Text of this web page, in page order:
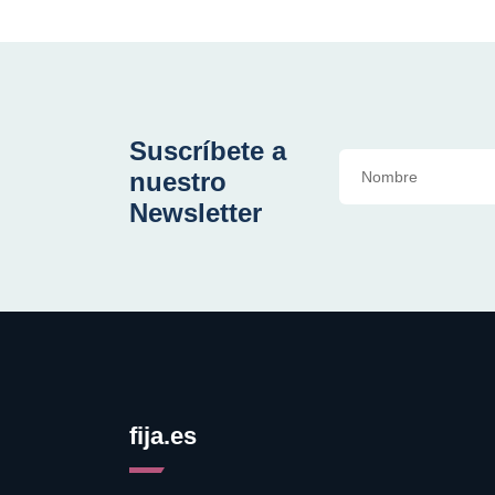
Suscríbete a
nuestro
Newsletter
fija.es